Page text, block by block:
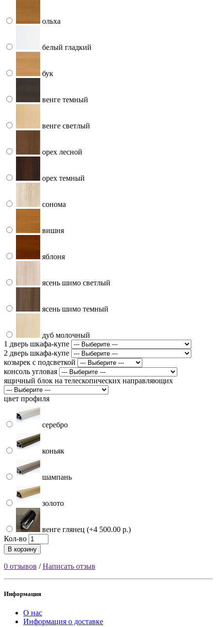
ольха
белый гладкий
бук
венге темный
венге светлый
орех лесной
орех темный
сонома
вишня
яблоня
ясень шимо светлый
ясень шимо темный
дуб молочный
1 дверь шкафа-купе
2 дверь шкафа-купе
козырек с подсветкой
консоль угловая
ящичный блок на телескопических направляющих
цвет профиля
серебро
коньяк
шампань
золото
венге глянец (+4 500.00 р.)
Кол-во
В корзину
0 отзывов /Написать отзыв
Информация
О нас
Информация о доставке